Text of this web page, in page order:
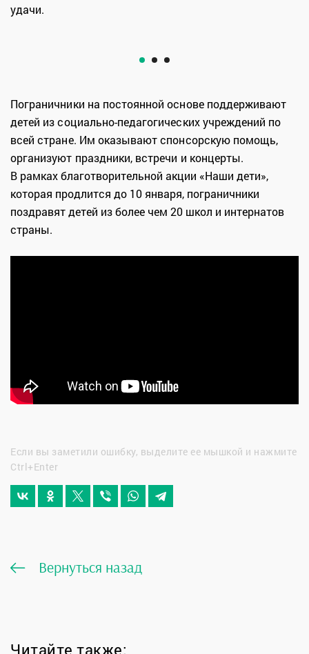
удачи.
Пограничники на постоянной основе поддерживают
детей из социально-педагогических учреждений по
всей стране. Им оказывают спонсорскую помощь,
организуют праздники, встречи и концерты.
В рамках благотворительной акции «Наши дети»,
которая продлится до 10 января, пограничники
поздравят детей из более чем 20 школ и интернатов
страны.
Если вы заметили ошибку, выделите ее мышкой и нажмите
Ctrl+Enter
Вернуться назад
Читайте также: